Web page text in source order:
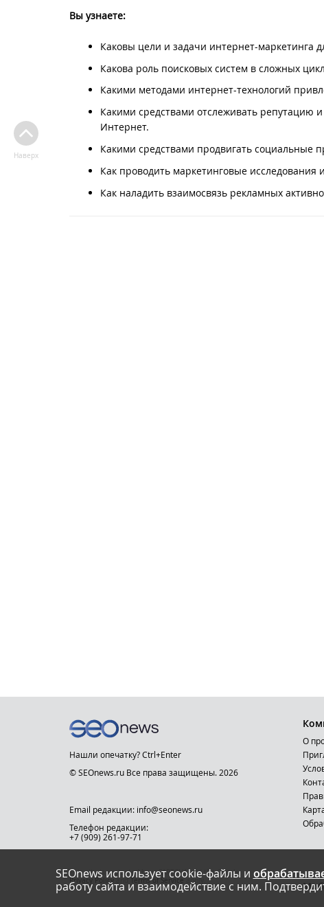
Вы узнаете:
Каковы цели и задачи интернет-маркетинга
Какова роль поисковых систем в сложных
Какими методами интернет-технологий
Какими средствами отслеживать репутацию
Интернет.
Какими средствами продвигать социальные
Как проводить маркетинговые исследования
Как наладить взаимосвязь рекламных
Наверх
SEOnews использует cookie-файлы и
работу сайта и взаимодействие с ним.
Нашли опечатку? Ctrl+Enter
© SEOnews.ru Все права защищены. 2026
Email редакции: info@seonews.ru
Телефон редакции:
+7 (909) 261-97-71
This site is protected by reCAPTCHA and the Google
Privacy Policyand Terms of Serviceapply.
О